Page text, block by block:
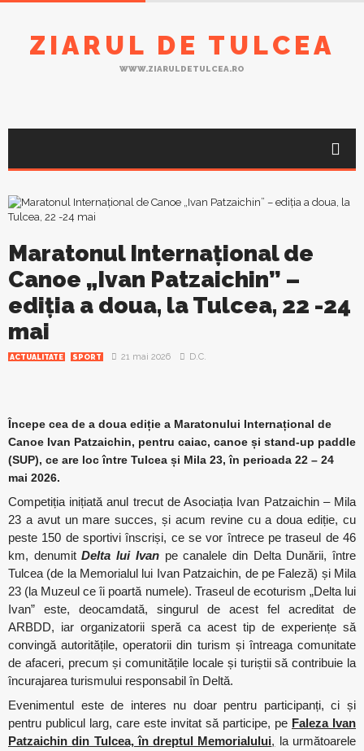
ZIARUL DE TULCEA
WWW.ZIARULDETULCEA.RO
Maratonul Internațional de
Canoe „Ivan Patzaichin” –
ediția a doua, la Tulcea, 22 -24
mai
ACTUALITATE SPORT 21 mai 2026 D.C.
Începe cea de a doua ediție a Maratonului Internațional de
Canoe Ivan Patzaichin, pentru caiac, canoe și stand-up paddle
(SUP), ce are loc între Tulcea și Mila 23, în perioada 22 – 24
mai 2026.
Competiția inițiată anul trecut de Asociația Ivan Patzaichin – Mila
23 a avut un mare succes, și acum revine cu a doua ediție, cu
peste 150 de sportivi înscriși, ce se vor întrece pe traseul de 46
km, denumitDelta lui Ivanpe canalele din Delta Dunării, între
Tulcea (de la Memorialul lui Ivan Patzaichin, de pe Faleză) și Mila
23 (la Muzeul ce îi poartă numele). Traseul de ecoturism „Delta lui
Ivan” este, deocamdată, singurul de acest fel acreditat de
ARBDD, iar organizatorii speră ca acest tip de experiențe să
convingă autoritățile, operatorii din turism și întreaga comunitate
de afaceri, precum și comunitățile locale și turiștii să contribuie la
încurajarea turismului responsabil în Deltă.
Evenimentul este de interes nu doar pentru participanți, ci și
pentru publicul larg, care este invitat să participe, pe Faleza Ivan
Patzaichin din Tulcea, în dreptul Memorialului, la următoarele